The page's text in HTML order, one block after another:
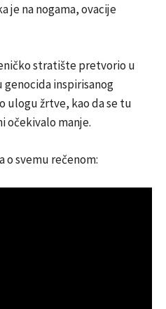
je na nogama, ovacije
stratište pretvorio u
inspirisanog
ulogu žrtve, kao da se tu
očekivalo manje.
o svemu rečenom: